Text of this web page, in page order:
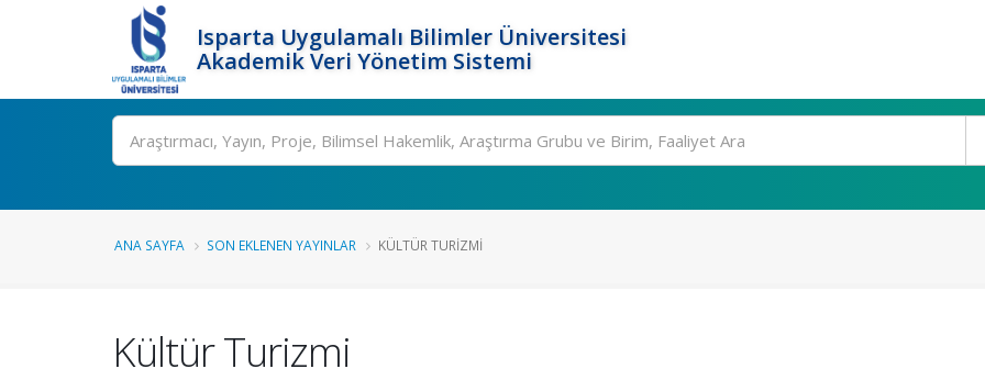
Isparta Uygulamalı Bilimler Üniversitesi
Akademik Veri Yönetim Sistemi
Ara
ANA SAYFA SON EKLENEN YAYINLAR KÜLTÜR TURIZMI
Kültür Turizmi